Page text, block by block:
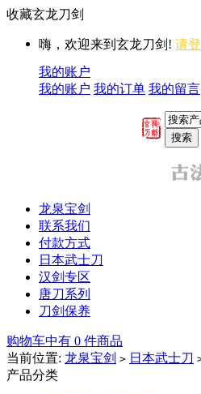
收藏玄龙刀剑
嗨，欢迎来到玄龙刀剑! 请
我的账户
我的账户 我的订单 我的留言
龙泉宝剑
联系我们
付款方式
日本武士刀
汉剑专区
唐刀系列
刀剑保养
购物车中有 0 件商品
当前位置: 龙泉宝剑 > 日本武士刀
产品分类